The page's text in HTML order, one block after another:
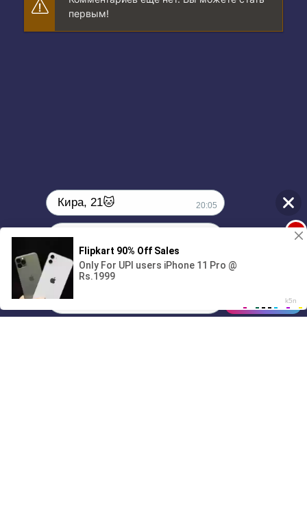
первым!
01/07
00:00
Кира, 21🐱 20:05
Поиграешь со мной? 💖🐾 1